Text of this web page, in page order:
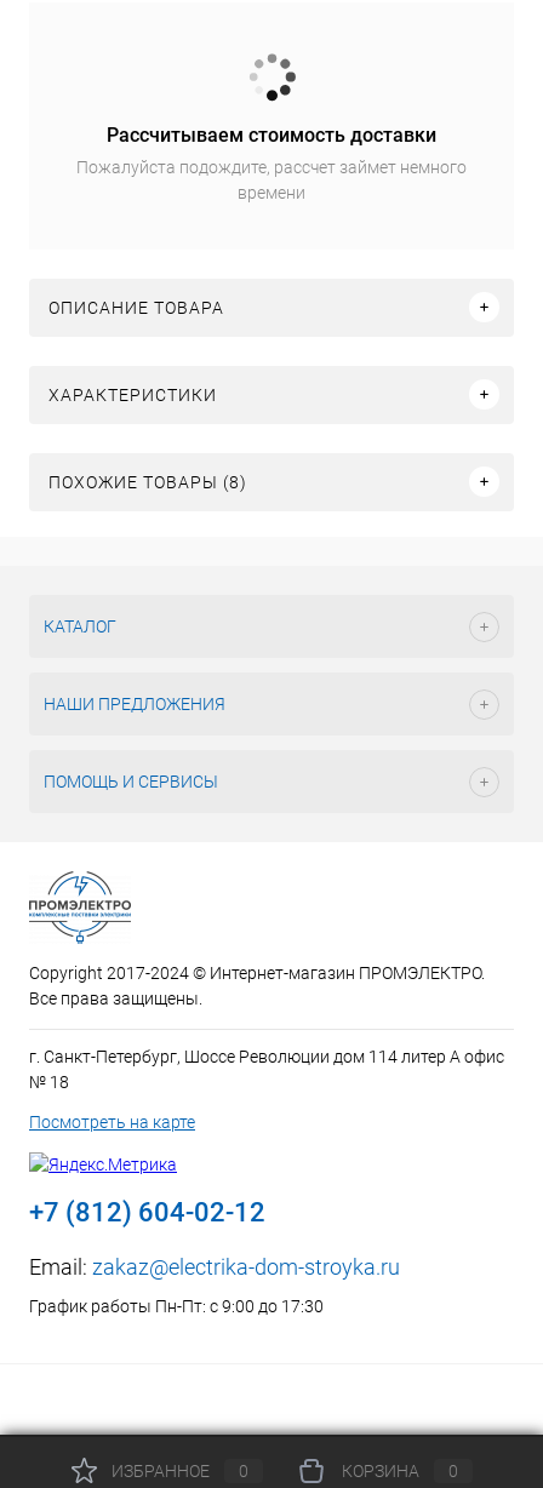
Рассчитываем стоимость доставки
Пожалуйста подождите, рассчет займет немного
времени
ОПИСАНИЕ ТОВАРА
ХАРАКТЕРИСТИКИ
ПОХОЖИЕ ТОВАРЫ (8)
КАТАЛОГ
НАШИ ПРЕДЛОЖЕНИЯ
ПОМОЩЬ И СЕРВИСЫ
Copyright 2017-2024 © Интернет-магазин ПРОМЭЛЕКТРО.
Все права защищены.
г. Санкт-Петербург, Шоссе Революции дом 114 литер А офис
№ 18
Посмотреть на карте
+7 (812) 604-02-12
Email: zakaz@electrika-dom-stroyka.ru
График работы Пн-Пт: с 9:00 до 17:30
ИЗБРАННОЕ 0 КОРЗИНА 0